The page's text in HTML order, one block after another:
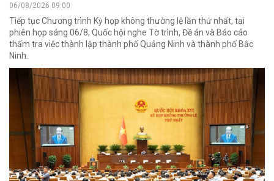
06/08/2026 09:00
Tiếp tục Chương trình Kỳ họp không thường lệ lần thứ nhất, tại
phiên họp sáng 06/8, Quốc hội nghe Tờ trình, Đề án và Báo cáo
thẩm tra việc thành lập thành phố Quảng Ninh và thành phố Bắc
Ninh.